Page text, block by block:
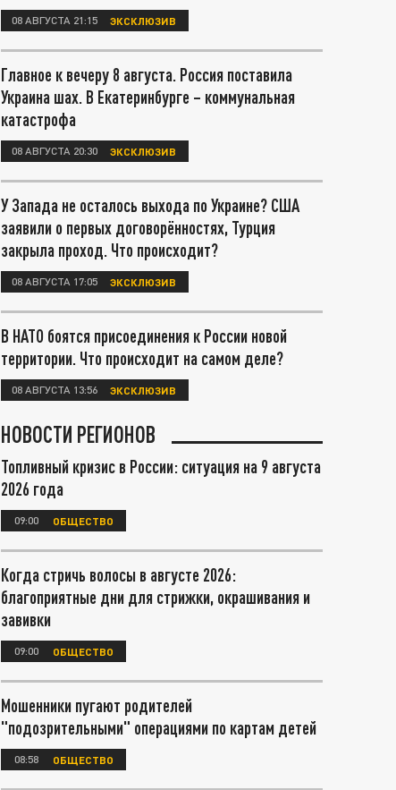
08 АВГУСТА 21:15 ЭКСКЛЮЗИВ
Главное к вечеру 8 августа. Россия поставила
Украина шах. В Екатеринбурге – коммунальная
катастрофа
08 АВГУСТА 20:30 ЭКСКЛЮЗИВ
У Запада не осталось выхода по Украине? США
заявили о первых договорённостях, Турция
закрыла проход. Что происходит?
08 АВГУСТА 17:05 ЭКСКЛЮЗИВ
В НАТО боятся присоединения к России новой
территории. Что происходит на самом деле?
08 АВГУСТА 13:56 ЭКСКЛЮЗИВ
НОВОСТИ РЕГИОНОВ
Топливный кризис в России: ситуация на 9 августа
2026 года
09:00 ОБЩЕСТВО
Когда стричь волосы в августе 2026:
благоприятные дни для стрижки, окрашивания и
завивки
09:00 ОБЩЕСТВО
Мошенники пугают родителей
"подозрительными" операциями по картам детей
08:58 ОБЩЕСТВО